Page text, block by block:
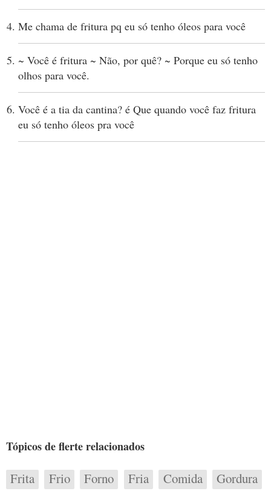
Me chama de fritura pq eu só tenho óleos para você
~ Você é fritura ~ Não, por quê? ~ Porque eu só tenho
olhos para você.
Você é a tia da cantina? é Que quando você faz fritura
eu só tenho óleos pra você
Tópicos de flerte relacionados
Frita Frio Forno Fria Comida
Gordura